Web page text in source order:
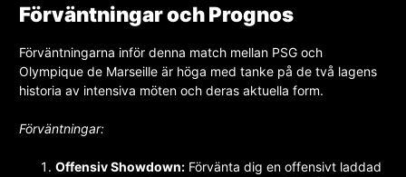
Förväntningar och Prognos
Förväntningarna inför denna match mellan PSG och
Olympique de Marseille är höga med tanke på de två lagens
historia av intensiva möten och deras aktuella form.
Förväntningar:
Offensiv Showdown: Förvänta dig en offensivt laddad